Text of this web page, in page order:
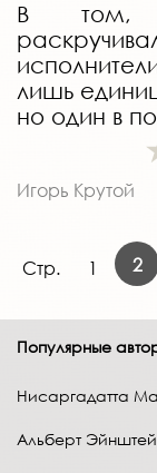
В том,
лишь
но один в
Игорь Крутой
Стр. 1 2
Популярные
Нисаргадатта
Альберт